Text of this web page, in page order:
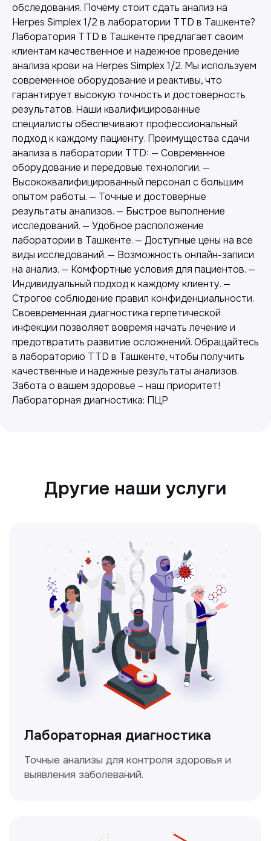
обследования. Почему стоит сдать анализ на
Herpes Simplex 1/2 в лаборатории TTD в Ташкенте?
Лаборатория TTD в Ташкенте предлагает своим
клиентам качественное и надежное проведение
анализа крови на Herpes Simplex 1/2. Мы используем
современное оборудование и реактивы, что
гарантирует высокую точность и достоверность
результатов. Наши квалифицированные
специалисты обеспечивают профессиональный
подход к каждому пациенту. Преимущества сдачи
анализа в лаборатории TTD: — Современное
оборудование и передовые технологии. —
Высококвалифицированный персонал с большим
опытом работы. — Точные и достоверные
результаты анализов. — Быстрое выполнение
исследований. — Удобное расположение
лаборатории в Ташкенте. — Доступные цены на все
виды исследований. — Возможность онлайн-записи
на анализ. — Комфортные условия для пациентов. —
Индивидуальный подход к каждому клиенту. —
Строгое соблюдение правил конфиденциальности.
Своевременная диагностика герпетической
инфекции позволяет вовремя начать лечение и
предотвратить развитие осложнений. Обращайтесь
в лабораторию TTD в Ташкенте, чтобы получить
качественные и надежные результаты анализов.
Забота о вашем здоровье – наш приоритет!
Лабораторная диагностика: ПЦР
Другие наши услуги
Лабораторная диагностика
Точные анализы для контроля здоровья и
выявления заболеваний.
Ультразвуковая диагностика
Безопасный и точный метод для
обследования внутренних органов.